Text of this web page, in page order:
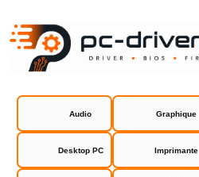
Audio Graphique
Desktop PC Imprimante